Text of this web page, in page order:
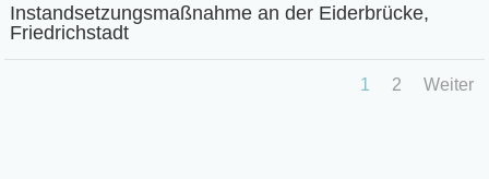
Instandsetzungsmaßnahme an der Eiderbrücke,
Friedrichstadt
1 2 Weiter